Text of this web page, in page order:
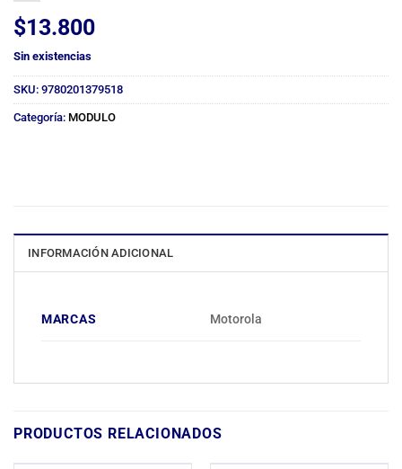
$13.800
Sin existencias
SKU: 9780201379518
Categoría: MODULO
INFORMACIÓN ADICIONAL
MARCAS Motorola
PRODUCTOS RELACIONADOS